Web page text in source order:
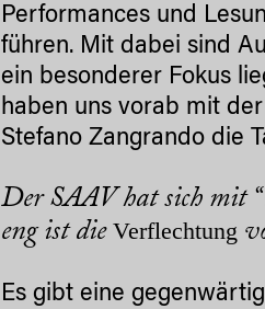
Performances und
führen. Mit dabei sind
ein besonderer Fokus
haben uns vorab mit
Stefano Zangrando die
Der SAAV hat sich mit
eng ist dieVerflechtung
Es gibt eine